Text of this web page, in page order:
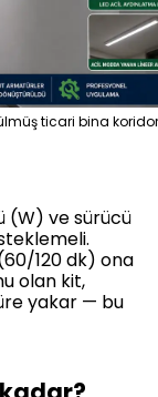
ticari bina
(W) ve sürücü
120 dk) ona
olan kit,
yakar — bu